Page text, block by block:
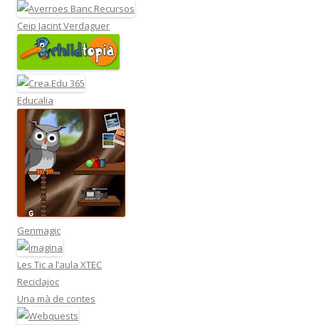
Ceip Jacint Verdaguer
Educalia
Genmagic
Les Tic a l’aula XTEC
Reciclajoc
Una mà de contes